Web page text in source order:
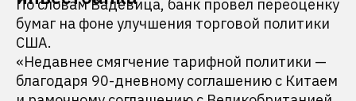
По словам Вадевица, банк провел переоценку
бумаг на фоне улучшения торговой политики
США.
«Недавнее смягчение тарифной политики —
благодаря 90-дневному соглашению с Китаем